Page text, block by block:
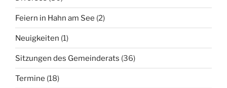
Feiern in Hahn am See (2)
Neuigkeiten (1)
Sitzungen des Gemeinderats (36)
Termine (18)